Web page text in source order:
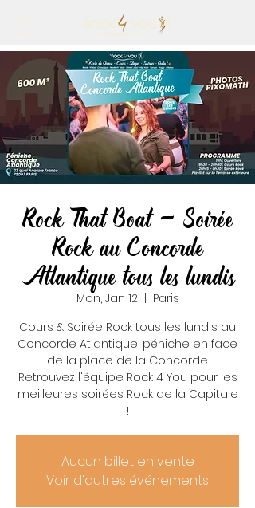
Rock That Boat - Soirée
Rock au Concorde
Atlantique tous les lundis
Mon, Jan 12
  |
Paris
Cours & Soirée Rock tous les lundis au
Concorde Atlantique, péniche en face
de la place de la Concorde.
Retrouvez l'équipe Rock 4 You pour les
meilleures soirées Rock de la Capitale
!
Aucun billet en vente
Voir d'autres événements